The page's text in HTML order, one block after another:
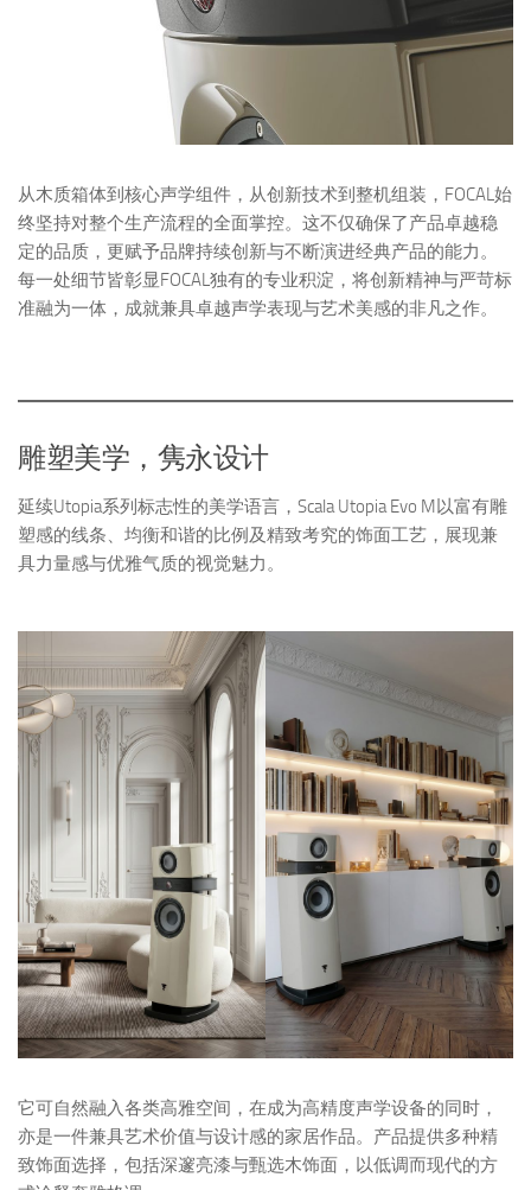
从木质箱体到核心声学组件，从创新技术到整机组装，FOCAL始
终坚持对整个生产流程的全面掌控。这不仅确保了产品卓越稳
定的品质，更赋予品牌持续创新与不断演进经典产品的能力。
每一处细节皆彰显FOCAL独有的专业积淀，将创新精神与严苛标
准融为一体，成就兼具卓越声学表现与艺术美感的非凡之作。
雕塑美学，隽永设计
延续Utopia系列标志性的美学语言，Scala Utopia Evo M以富有雕
塑感的线条、均衡和谐的比例及精致考究的饰面工艺，展现兼
具力量感与优雅气质的视觉魅力。
它可自然融入各类高雅空间，在成为高精度声学设备的同时，
亦是一件兼具艺术价值与设计感的家居作品。产品提供多种精
致饰面选择，包括深邃亮漆与甄选木饰面，以低调而现代的方